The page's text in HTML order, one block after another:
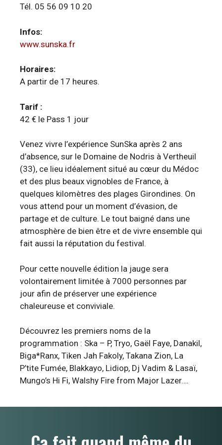
Tél. 05 56 09 10 20
Infos:
www.sunska.fr
Horaires:
A partir de 17 heures.
Tarif :
42 € le Pass 1 jour
Venez vivre l’expérience SunSka après 2 ans
d’absence, sur le Domaine de Nodris à Vertheuil
(33), ce lieu idéalement situé au cœur du Médoc
et des plus beaux vignobles de France, à
quelques kilomètres des plages Girondines. On
vous attend pour un moment d’évasion, de
partage et de culture. Le tout baigné dans une
atmosphère de bien être et de vivre ensemble qui
fait aussi la réputation du festival.
Pour cette nouvelle édition la jauge sera
volontairement limitée à 7000 personnes par
jour afin de préserver une expérience
chaleureuse et conviviale.
Découvrez les premiers noms de la
programmation : Ska – P, Tryo, Gaël Faye, Danakil,
Biga*Ranx, Tiken Jah Fakoly, Takana Zion, La
P’tite Fumée, Blakkayo, Lidiop, Dj Vadim & Lasaï,
Mungo’s Hi Fi, Walshy Fire from Major Lazer….